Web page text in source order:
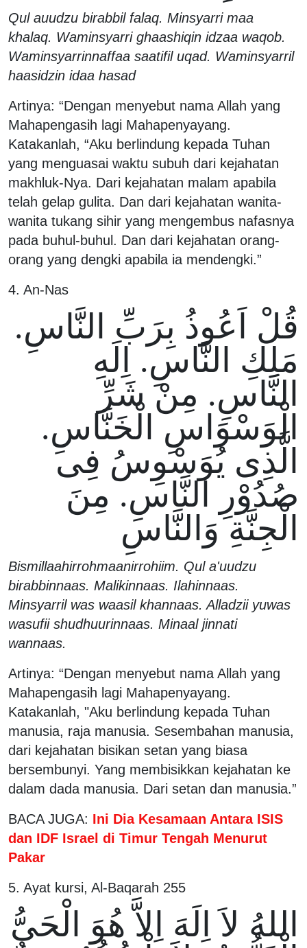
Qul auudzu birabbil falaq. Minsyarri maa
khalaq. Waminsyarri ghaashiqin idzaa waqob.
Waminsyarrinnaffaa saatifil uqad. Waminsyarril
haasidzin idaa hasad
Artinya: “Dengan menyebut nama Allah yang
Mahapengasih lagi Mahapenyayang.
Katakanlah, “Aku berlindung kepada Tuhan
yang menguasai waktu subuh dari kejahatan
makhluk-Nya. Dari kejahatan malam apabila
telah gelap gulita. Dan dari kejahatan wanita-
wanita tukang sihir yang mengembus nafasnya
pada buhul-buhul. Dan dari kejahatan orang-
orang yang dengki apabila ia mendengki.”
4. An-Nas
قُلْ اَعُوذُ بِرَبِّ النَّاسِ.
مَلِكِ النَّاسِ. اِلَهِ
النَّاسِ. مِنْ شَرِّ
الْوَسْوَاسِ الْخَنَّاسِ.
الَّذِى يُوَسْوِسُ فِى
صُدُوْرِ النَّاسِ. مِنَ
الْجِنَّةِ وَالنَّاسِ
Bismillaahirrohmaanirrohiim. Qul a'uudzu
birabbinnaas. Malikinnaas. Ilahinnaas.
Minsyarril was waasil khannaas. Alladzii yuwas
wasufii shudhuurinnaas. Minaal jinnati
wannaas.
Artinya: “Dengan menyebut nama Allah yang
Mahapengasih lagi Mahapenyayang.
Katakanlah, "Aku berlindung kepada Tuhan
manusia, raja manusia. Sesembahan manusia,
dari kejahatan bisikan setan yang biasa
bersembunyi. Yang membisikkan kejahatan ke
dalam dada manusia. Dari setan dan manusia.”
BACA JUGA: Ini Dia Kesamaan Antara ISIS
dan IDF Israel di Timur Tengah Menurut
Pakar
5. Ayat kursi, Al-Baqarah 255
اللهُ لاَ اِلَهَ اِلاَّ هُوَ الْحَىُّ